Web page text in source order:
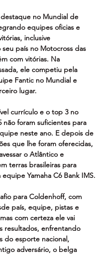
no Mundial de
equipes oficias e
inclusive
país no Motocross das
com vitórias. Na
ele competiu pela
Fantic no Mundial e
lugar.
currículo e o top 3 no
não foram suficientes para
neste ano. E depois de
que lhe foram oferecidas,
o Atlântico e
terras brasileiras para
Yamaha C6 Bank IMS.
para Coldenhoff, com
país, equipe, pistas e
com certeza ele vai
resultados, enfrentando
do esporte nacional,
adversário, o belga